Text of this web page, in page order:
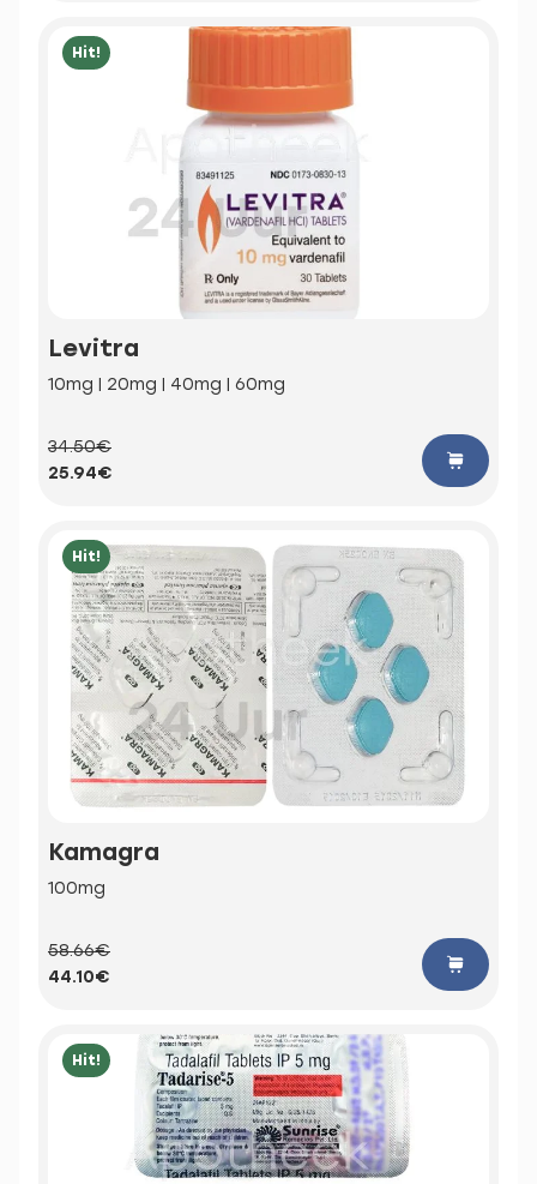
Hit!
Levitra
10mg | 20mg | 40mg | 60mg
34.50€
25.94€
Hit!
Kamagra
100mg
58.66€
44.10€
Hit!